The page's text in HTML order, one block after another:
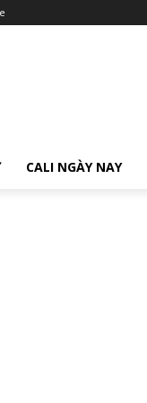
CALI NGÀY NAY